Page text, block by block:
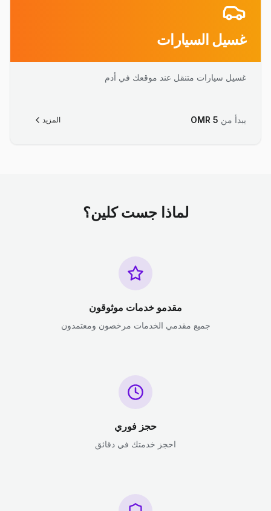
غسيل السيارات
غسيل سيارات متنقل عند موقعك في أدم
يبدأ من OMR 5 المزيد
لماذا جست كلين؟
مقدمو خدمات موثوقون
جميع مقدمي الخدمات مرخصون ومعتمدون
حجز فوري
احجز خدمتك في دقائق